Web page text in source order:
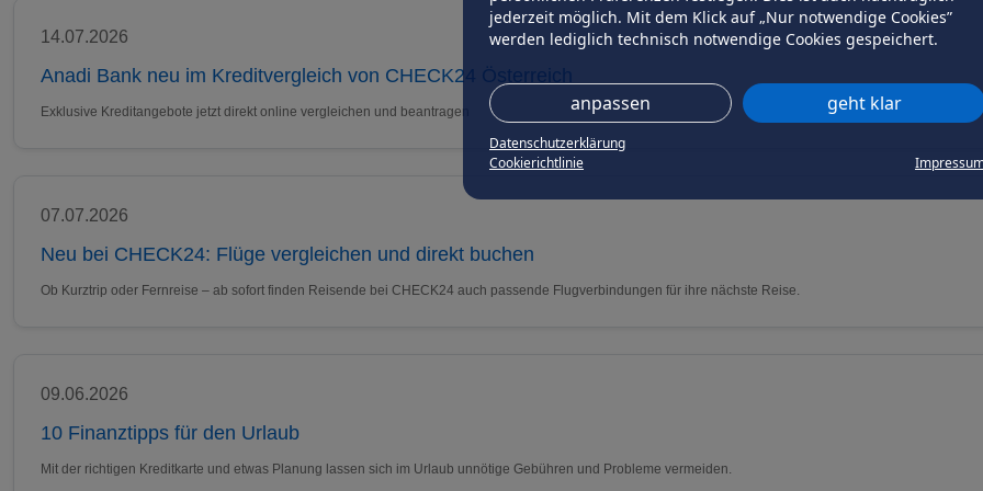
jederzeit möglich. Mit dem Klick auf „Nur notwendige Cookies”
werden lediglich technisch notwendige Cookies gespeichert.
anpassen geht klar
Datenschutzerklärung
Cookierichtlinie
14.07.2026
Anadi Bank neu im Kreditvergleich von CHECK24 Österreich
Exklusive Kreditangebote jetzt direkt online vergleichen und beantragen
07.07.2026
Neu bei CHECK24: Flüge vergleichen und direkt buchen
Ob Kurztrip oder Fernreise – ab sofort finden Reisende bei CHECK24 auch passende Flugverbindungen für ihre nächste Reise.
09.06.2026
10 Finanztipps für den Urlaub
Mit der richtigen Kreditkarte und etwas Planung lassen sich im Urlaub unnötige Gebühren und Probleme vermeiden.